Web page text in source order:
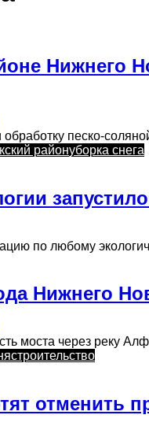
Нижнего
песко-
районуборка снега
по любому
Нижнего
моста через реку
строительство
отменить